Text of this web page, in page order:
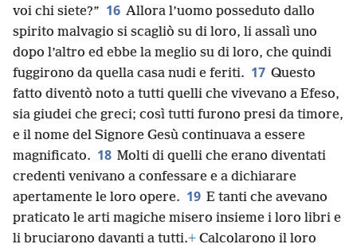
voi chi siete?” 16 Allora l’uomo posseduto dallo
spirito malvagio si scagliò su di loro, li assalì uno
dopo l’altro ed ebbe la meglio su di loro, che quindi
fuggirono da quella casa nudi e feriti. 17 Questo
fatto diventò noto a tutti quelli che vivevano a Efeso,
sia giudei che greci; così tutti furono presi da timore,
e il nome del Signore Gesù continuava a essere
magnificato. 18 Molti di quelli che erano diventati
credenti venivano a confessare e a dichiarare
apertamente le loro opere. 19 E tanti che avevano
praticato le arti magiche misero insieme i loro libri e
li bruciarono davanti a tutti.+ Calcolarono il loro